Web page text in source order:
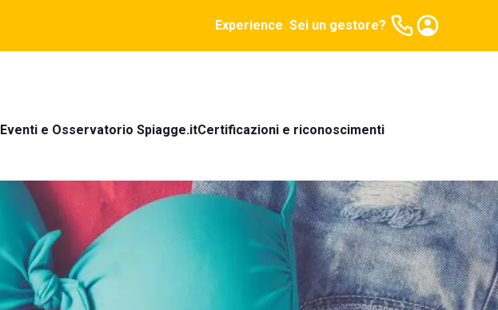
Experience Sei un gestore?
Eventi e Osservatorio Spiagge.itCertificazioni e riconoscimenti